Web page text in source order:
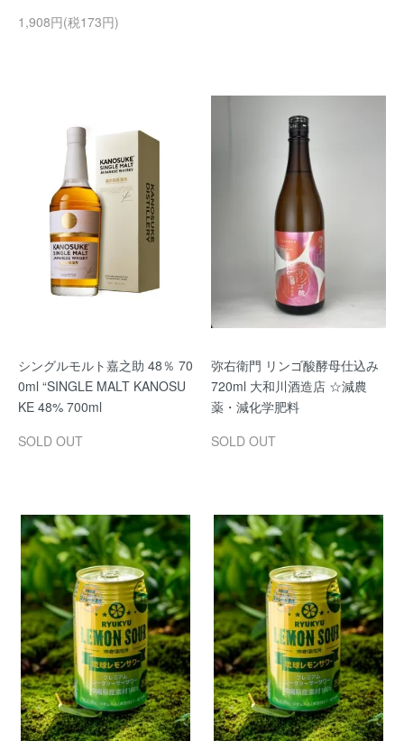
1,908円(税173円)
シングルモルト嘉之助 48％ 70
0ml “SINGLE MALT KANOSU
KE 48% 700ml
SOLD OUT
弥右衛門 リンゴ酸酵母仕込み
720ml 大和川酒造店 ☆減農
薬・減化学肥料
SOLD OUT